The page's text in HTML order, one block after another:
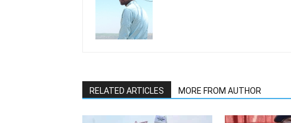
RELATED ARTICLES MORE FROM AUTHOR